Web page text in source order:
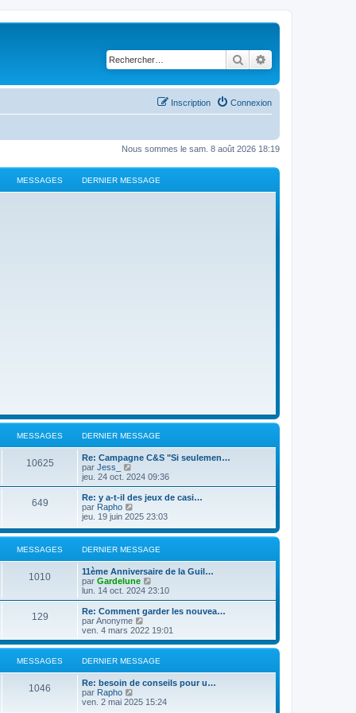
Rechercher
Connexion
Inscription
Nous sommes le sam. 8 août 2026 18:19
MESSAGES DERNIER MESSAGE
MESSAGES DERNIER MESSAGE
10625
Re: Campagne C&S "Si seulemen…
par Jess_
o
n
s
u
l
e
l
e
d
e
r
n
i
e
r
m
e
s
s
a
g
e
jeu. 24 oct. 2024 09:36
649
Re: y a-t-il des jeux de casi…
par Rapho
o
s
l
t
e
r
l
e
d
e
r
n
i
e
m
e
s
s
jeu. 19 juin 2025 23:03
MESSAGES DERNIER MESSAGE
1010
11ème Anniversaire de la Guil…
par Gardelune
o
n
s
l
e
r
l
e
d
r
lun. 14 oct. 2024 23:10
129
Re: Comment garder les nouvea…
parAnonyme
o
n
s
u
e
ven. 4 mars 2022 19:01
MESSAGES DERNIER MESSAGE
1046
Re: besoin de conseils pour u…
par Rapho
o
ven. 2 mai 2025 15:24